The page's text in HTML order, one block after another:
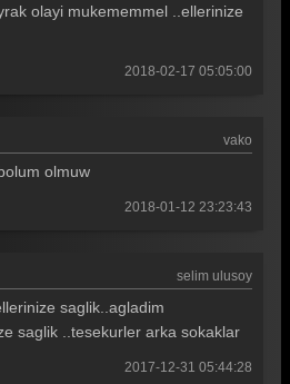
olayi mukememmel ..ellerinize
2018-02-17 05:05:00
vako
olmuw
2018-01-12 23:23:43
selim ulusoy
saglik..agladim
saglik ..tesekurler arka sokaklar
2017-12-31 05:44:28